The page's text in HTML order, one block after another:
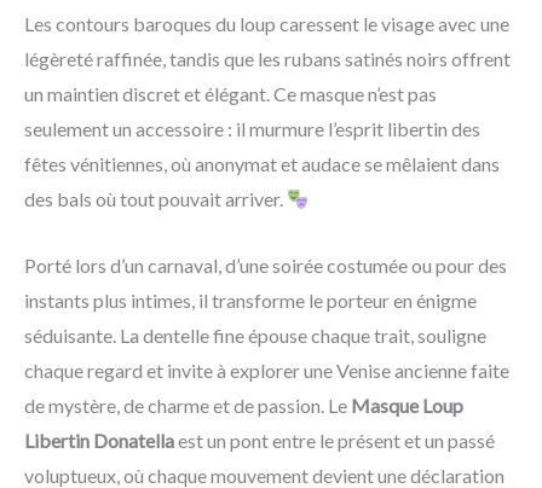
Les contours baroques du loup caressent le visage avec une
légèreté raffinée, tandis que les rubans satinés noirs offrent
un maintien discret et élégant. Ce masque n’est pas
seulement un accessoire : il murmure l’esprit libertin des
fêtes vénitiennes, où anonymat et audace se mêlaient dans
des bals où tout pouvait arriver.
Porté lors d’un carnaval, d’une soirée costumée ou pour des
instants plus intimes, il transforme le porteur en énigme
séduisante. La dentelle fine épouse chaque trait, souligne
chaque regard et invite à explorer une Venise ancienne faite
de mystère, de charme et de passion. Le Masque Loup
Libertin Donatellaest un pont entre le présent et un passé
voluptueux, où chaque mouvement devient une déclaration